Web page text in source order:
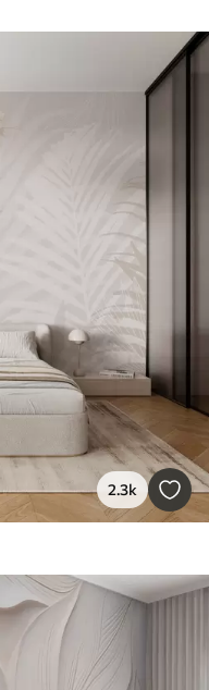
2.3k